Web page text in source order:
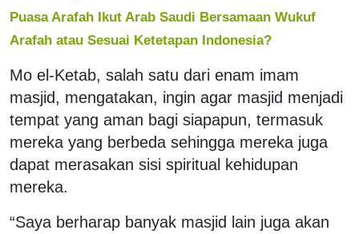
Puasa Arafah Ikut Arab Saudi Bersamaan Wukuf
Arafah atau Sesuai Ketetapan Indonesia?
Mo el-Ketab, salah satu dari enam imam
masjid, mengatakan, ingin agar masjid menjadi
tempat yang aman bagi siapapun, termasuk
mereka yang berbeda sehingga mereka juga
dapat merasakan sisi spiritual kehidupan
mereka.
“Saya berharap banyak masjid lain juga akan